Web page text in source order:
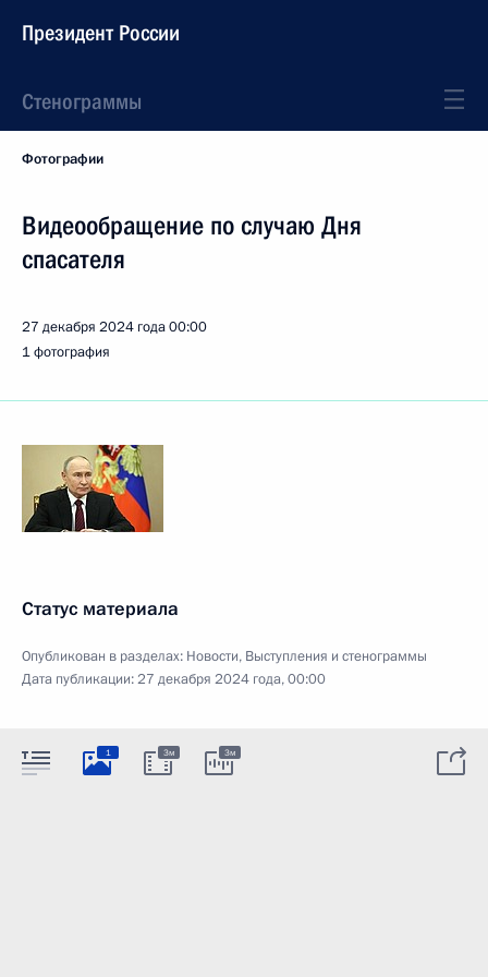
Президент России
Стенограммы
Фотографии
Видеообращение по случаю Дня
спасателя
27 декабря 2024 года00:00
1 фотография
Статус материала
Опубликован в разделах: Новости, Выступления и стенограммы
Дата публикации:27 декабря 2024 года, 00:00
1 3м 3м